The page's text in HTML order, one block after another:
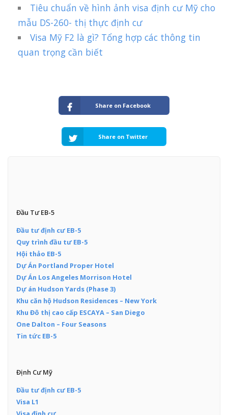
Tiêu chuẩn về hình ảnh visa định cư Mỹ cho
mẫu DS-260- thị thực định cư
Visa Mỹ F2 là gì? Tổng hợp các thông tin
quan trọng cần biết
Share on Facebook
Share on Twitter
Đầu Tư EB-5
Đầu tư định cư EB-5
Quy trình đầu tư EB-5
Hội thảo EB-5
Dự Án Portland Proper Hotel
Dự Án Los Angeles Morrison Hotel
Dự án Hudson Yards (Phase 3)
Khu căn hộ Hudson Residences – New York
Khu Đô thị cao cấp ESCAYA – San Diego
One Dalton – Four Seasons
Tin tức EB-5
Định Cư Mỹ
Đầu tư định cư EB-5
Visa L1